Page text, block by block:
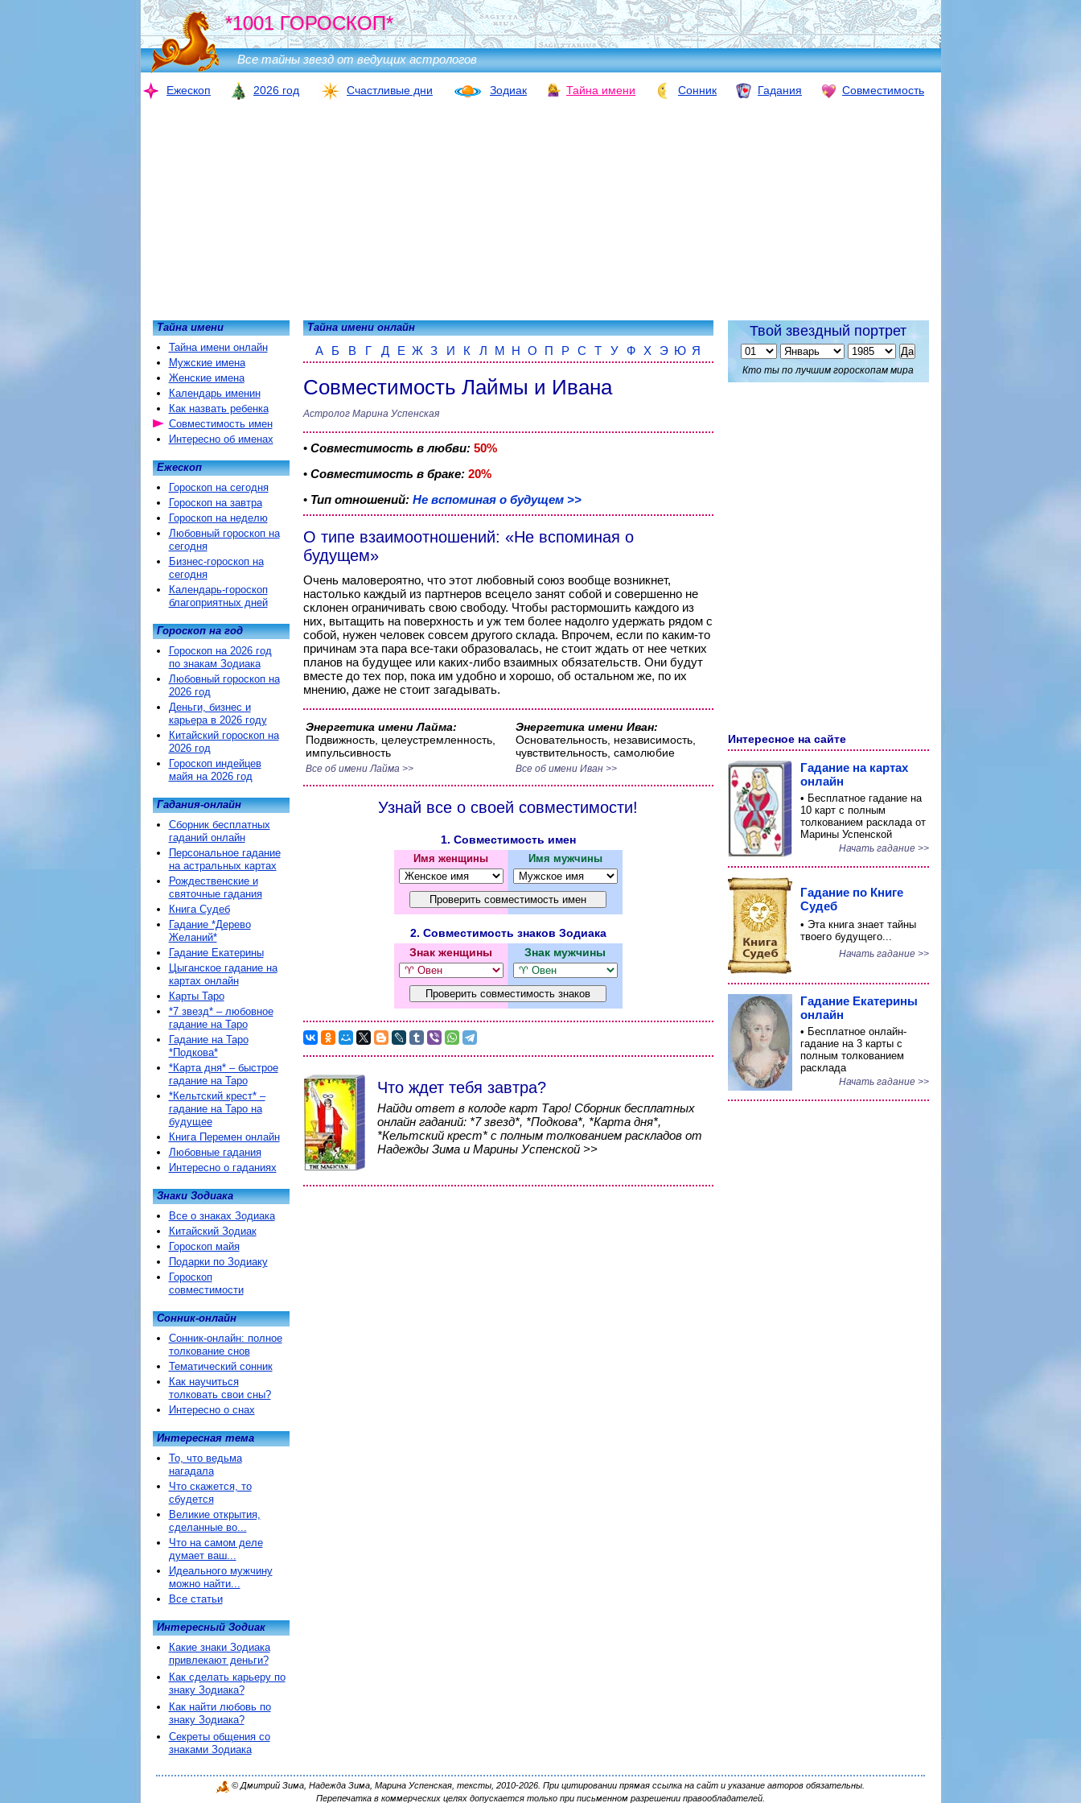
*1001 ГОРОСКОП*
Все тайны звезд от ведущих астрологов
Ежескоп 2026 год Счастливые дни Зодиак Тайна имени Сонник Гадания Совместимость
Тайна имени онлайн
А Б В Г Д Е Ж З И К Л М Н О П Р С Т У Ф Х Э Ю Я
Совместимость Лаймы и Ивана
Астролог Марина Успенская
• Совместимость в любви: 50%
• Совместимость в браке: 20%
• Тип отношений: Не вспоминая о будущем >>
О типе взаимоотношений: «Не вспоминая о
будущем»
Очень маловероятно, что этот любовный союз вообще возникнет,
настолько каждый из партнеров всецело занят собой и совершенно не
склонен ограничивать свою свободу. Чтобы растормошить каждого из
них, вытащить на поверхность и уж тем более надолго удержать рядом с
собой, нужен человек совсем другого склада. Впрочем, если по каким-то
причинам эта пара все-таки образовалась, не стоит ждать от нее четких
планов на будущее или каких-либо взаимных обязательств. Они будут
вместе до тех пор, пока им удобно и хорошо, об остальном же, по их
мнению, даже не стоит загадывать.
Энергетика имени Лайма:
Подвижность, целеустремленность,
импульсивность
Все об имени Лайма >>
Энергетика имени Иван:
Основательность, независимость,
чувствительность, самолюбие
Все об имени Иван >>
Узнай все о своей совместимости!
1. Совместимость имен
Имя женщины Имя мужчины
2. Совместимость знаков Зодиака
Знак женщины
Знак мужчины
Что ждет тебя завтра?
Найди ответ в колоде карт Таро! Сборник бесплатных
онлайн гаданий: *7 звезд*, *Подкова*, *Карта дня*,
*Кельтский крест* с полным толкованием раскладов от
Надежды Зима и Марины Успенской >>
Тайна имени
Тайна имени онлайн
Мужские имена
Женские имена
Календарь именин
Как назвать ребенка
Совместимость имен
Интересно об именах
Ежескоп
Гороскоп на сегодня
Гороскоп на завтра
Гороскоп на неделю
Любовный гороскоп на
сегодня
Бизнес-гороскоп на
сегодня
Календарь-гороскоп
благоприятных дней
Гороскоп на год
Гороскоп на 2026 год
по знакам Зодиака
Любовный гороскоп на
2026 год
Деньги, бизнес и
карьера в 2026 году
Китайский гороскоп на
2026 год
Гороскоп индейцев
майя на 2026 год
Гадания-онлайн
Сборник бесплатных
гаданий онлайн
Персональное гадание
на астральных картах
Рождественские и
святочные гадания
Книга Судеб
Гадание *Дерево
Желаний*
Гадание Екатерины
Цыганское гадание на
картах онлайн
Карты Таро
*7 звезд* – любовное
гадание на Таро
Гадание на Таро
*Подкова*
*Карта дня* – быстрое
гадание на Таро
*Кельтский крест* –
гадание на Таро на
будущее
Книга Перемен онлайн
Любовные гадания
Интересно о гаданиях
Знаки Зодиака
Все о знаках Зодиака
Китайский Зодиак
Гороскоп майя
Подарки по Зодиаку
Гороскоп
совместимости
Сонник-онлайн
Сонник-онлайн: полное
толкование снов
Тематический сонник
Как научиться
толковать свои сны?
Интересно о снах
Интересная тема
То, что ведьма
нагадала
Что скажется, то
сбудется
Великие открытия,
сделанные во...
Что на самом деле
думает ваш...
Идеального мужчину
можно найти...
Все статьи
Интересный Зодиак
Какие знаки Зодиака
привлекают деньги?
Как сделать карьеру по
знаку Зодиака?
Как найти любовь по
знаку Зодиака?
Секреты общения со
знаками Зодиака
Твой звездный портрет
Кто ты по лучшим гороскопам мира
Интересное на сайте
Гадание на картах
онлайн
• Бесплатное гадание на
10 карт с полным
толкованием расклада от
Марины Успенской
Начать гадание >>
Гадание по Книге
Судеб
• Эта книга знает тайны
твоего будущего...
Начать гадание >>
Гадание Екатерины
онлайн
• Бесплатное онлайн-
гадание на 3 карты с
полным толкованием
расклада
Начать гадание >>
© Дмитрий Зима, Надежда Зима, Марина Успенская, тексты, 2010-2026. При цитировании прямая ссылка на сайт и указание авторов обязательны.
Перепечатка в коммерческих целях допускается только при письменном разрешении правообладателей.